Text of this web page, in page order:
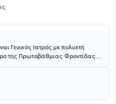
Γενικός Ιατρός με πολυετή
της Πρωτοβάθμιας Φροντίδας
και επείγοντα